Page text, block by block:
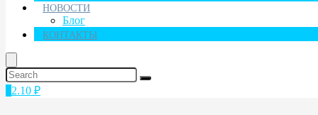
НОВОСТИ
Блог
КОНТАКТЫ
2.10 ₽